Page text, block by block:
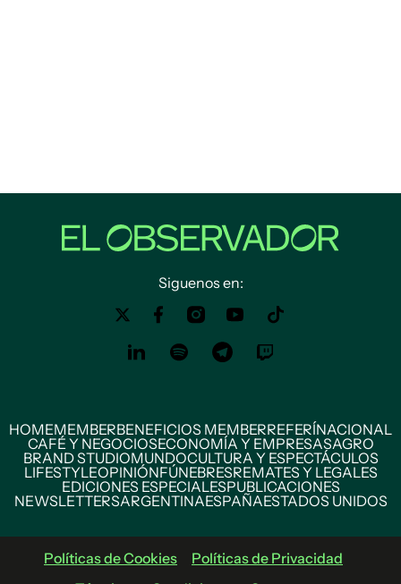
Siguenos en:
HOMEMEMBERBENEFICIOS MEMBERREFERÍNACIONAL
CAFÉ Y NEGOCIOSECONOMÍA Y EMPRESASAGRO
BRAND STUDIOMUNDOCULTURA Y ESPECTÁCULOS
LIFESTYLEOPINIÓNFÚNEBRESREMATES Y LEGALES
EDICIONES ESPECIALESPUBLICACIONES
NEWSLETTERSARGENTINAESPAÑAESTADOS UNIDOS
Políticas de Cookies
Políticas de Privacidad